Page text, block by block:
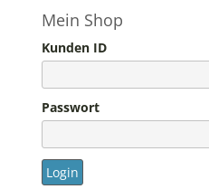
Mein Shop
Kunden ID
Passwort